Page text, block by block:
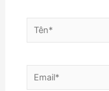
Tên*
Email*